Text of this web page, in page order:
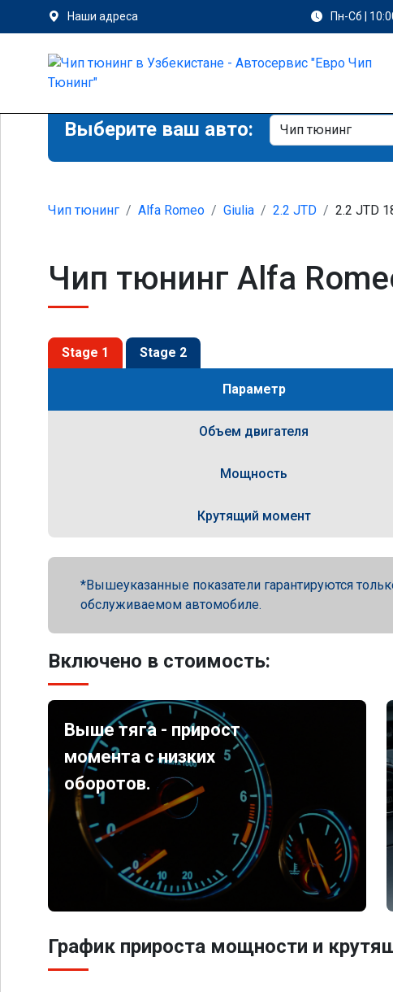
Наши адреса Пн-Сб |
Выберите ваш авто:
Чип тюнинг Alfa Romeo Giulia 2.2 JTD 2.2 JTD
Чип тюнинг Alfa
Stage 1 Stage 2
Параметр
Объем двигателя
Мощность
Крутящий момент
Вышеуказанные показатели гарантируются
обслуживаемом автомобиле.
Включено в стоимость:
Выше тяга - прирост
момента с низких
оборотов.
График прироста мощности и